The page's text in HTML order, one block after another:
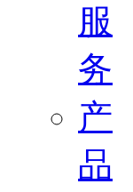
服
务
产
品